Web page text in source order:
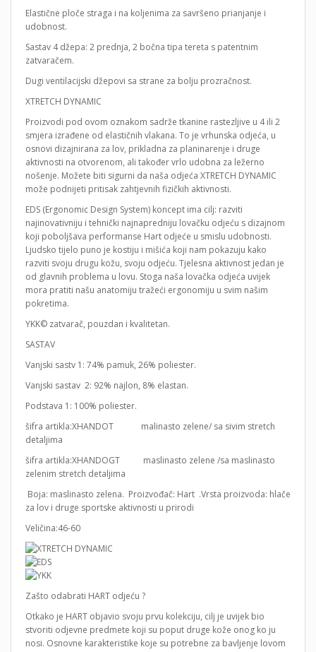
Elastične ploče straga i na koljenima za savršeno prianjanje i
udobnost.
Sastav 4 džepa: 2 prednja, 2 bočna tipa tereta s patentnim
zatvaračem.
Dugi ventilacijski džepovi sa strane za bolju prozračnost.
XTRETCH DYNAMIC
Proizvodi pod ovom oznakom sadrže tkanine rastezljive u 4 ili 2
smjera izrađene od elastičnih vlakana. To je vrhunska odjeća, u
osnovi dizajnirana za lov, prikladna za planinarenje i druge
aktivnosti na otvorenom, ali također vrlo udobna za ležerno
nošenje. Možete biti sigurni da naša odjeća XTRETCH DYNAMIC
može podnijeti pritisak zahtjevnih fizičkih aktivnosti.
EDS (Ergonomic Design System) koncept ima cilj: razviti
najinovativniju i tehnički najnapredniju lovačku odjeću s dizajnom
koji poboljšava performanse Hart odjeće u smislu udobnosti.
Ljudsko tijelo puno je kostiju i mišića koji nam pokazuju kako
razviti svoju drugu kožu, svoju odjeću. Tjelesna aktivnost jedan je
od glavnih problema u lovu. Stoga naša lovačka odjeća uvijek
mora pratiti našu anatomiju tražeći ergonomiju u svim našim
pokretima.
YKK© zatvarač, pouzdan i kvalitetan.
SASTAV
Vanjski sastv 1: 74% pamuk, 26% poliester.
Vanjski sastav 2: 92% najlon, 8% elastan.
Podstava 1: 100% poliester.
šifra artikla:XHANDOT malinasto zelene/ sa sivim stretch
detaljima
šifra artikla:XHANDOGT maslinasto zelene /sa maslinasto
zelenim stretch detaljima
Boja: maslinasto zelena. Proizvođač: Hart .Vrsta proizvoda: hlače
za lov i druge sportske aktivnosti u prirodi
Veličina:46-60
Zašto odabrati HART odjeću ?
Otkako je HART objavio svoju prvu kolekciju, cilj je uvijek bio
stvoriti odjevne predmete koji su poput druge kože onog ko ju
nosi. Osnovne karakteristike koje su potrebne za bavljenje lovom